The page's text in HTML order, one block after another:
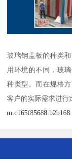
玻璃钢盖板的种类
用环境的不同，玻
种类型。而在规格
客户的实际需求进行